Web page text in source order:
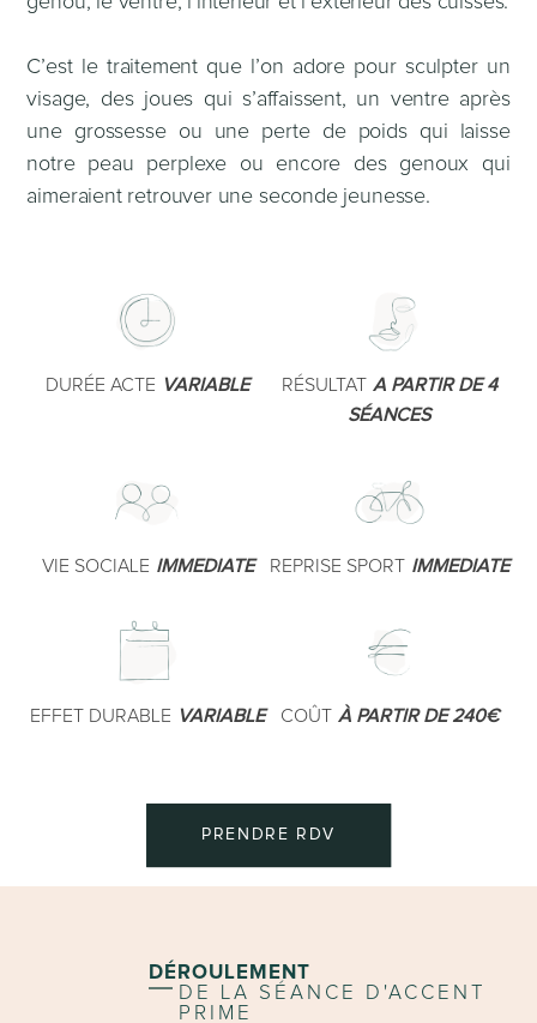
C’est le traitement que l’on adore pour sculpter un
visage, des joues qui s’affaissent, un ventre après
une grossesse ou une perte de poids qui laisse
notre peau perplexe ou encore des genoux qui
aimeraient retrouver une seconde jeunesse.
PRENDRE RDV
DURÉE ACTE VARIABLE RÉSULTAT A PARTIR DE 4
SÉANCES
VIE SOCIALE IMMEDIATE REPRISE SPORT IMMEDIATE
EFFET DURABLE VARIABLE COÛT À PARTIR DE 240€
DÉROULEMENT
DE LA SÉANCE D'ACCENT
PRIME